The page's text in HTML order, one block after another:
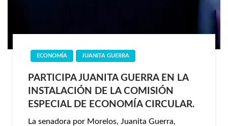
ECONOMÍA JUANITA GUERRA
PARTICIPA JUANITA GUERRA EN LA
INSTALACIÓN DE LA COMISIÓN
ESPECIAL DE ECONOMÍA CIRCULAR.
La senadora por Morelos, Juanita Guerra,